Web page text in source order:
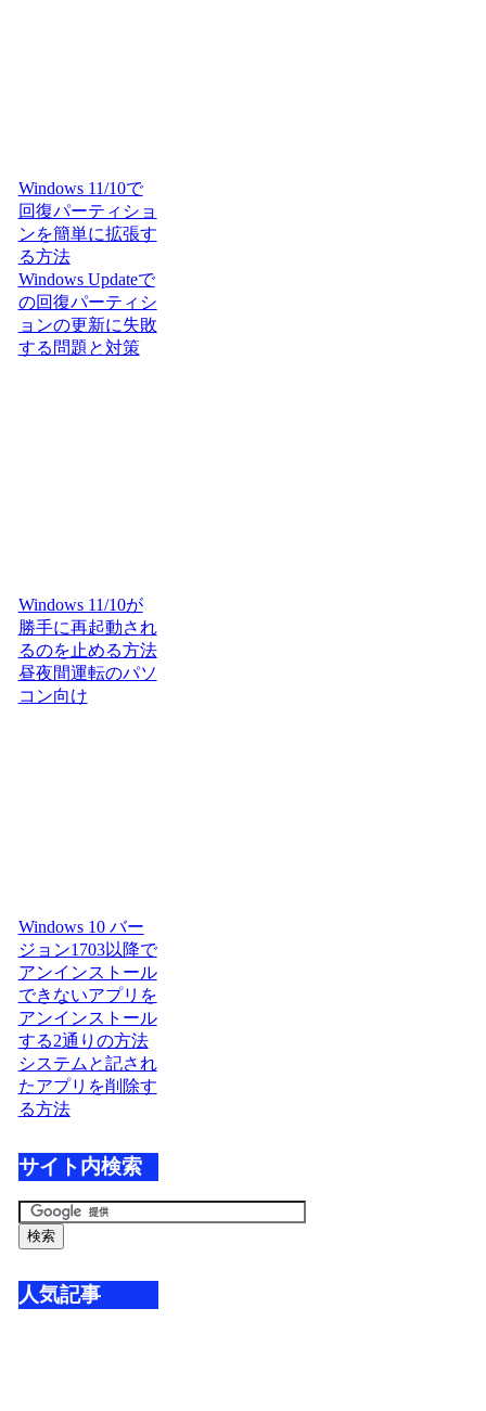
Windows 11/10で
回復パーティショ
ンを簡単に拡張す
る方法
Windows Updateで
の回復パーティシ
ョンの更新に失敗
する問題と対策
Windows 11/10が
勝手に再起動され
るのを止める方法
昼夜間運転のパソ
コン向け
Windows 10 バー
ジョン1703以降で
アンインストール
できないアプリを
アンインストール
する2通りの方法
システムと記され
たアプリを削除す
る方法
サイト内検索
人気記事